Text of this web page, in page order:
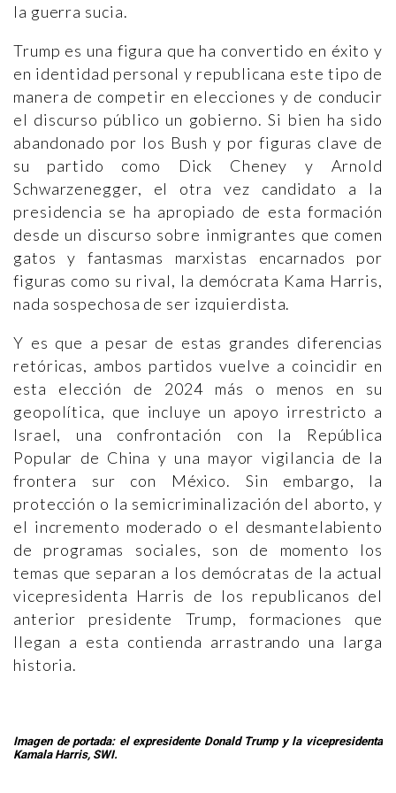
la guerra sucia.
Trump es una figura que ha convertido en éxito y
en identidad personal y republicana este tipo de
manera de competir en elecciones y de conducir
el discurso público un gobierno. Si bien ha sido
abandonado por los Bush y por figuras clave de
su partido como Dick Cheney y Arnold
Schwarzenegger, el otra vez candidato a la
presidencia se ha apropiado de esta formación
desde un discurso sobre inmigrantes que comen
gatos y fantasmas marxistas encarnados por
figuras como su rival, la demócrata Kama Harris,
nada sospechosa de ser izquierdista.
Y es que a pesar de estas grandes diferencias
retóricas, ambos partidos vuelve a coincidir en
esta elección de 2024 más o menos en su
geopolítica, que incluye un apoyo irrestricto a
Israel, una confrontación con la República
Popular de China y una mayor vigilancia de la
frontera sur con México. Sin embargo, la
protección o la semicriminalización del aborto, y
el incremento moderado o el desmantelabiento
de programas sociales, son de momento los
temas que separan a los demócratas de la actual
vicepresidenta Harris de los republicanos del
anterior presidente Trump, formaciones que
llegan a esta contienda arrastrando una larga
historia.
Imagen de portada: el expresidente Donald Trump y la vicepresidenta
Kamala Harris, SWI.